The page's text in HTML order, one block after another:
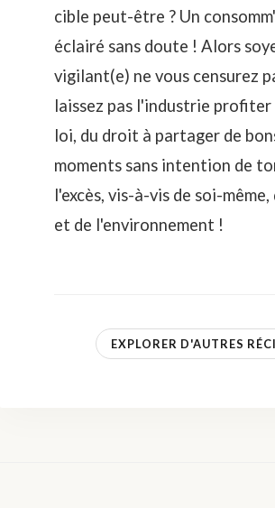
cible peut-être ? Un
éclairé sans doute ! Alors
vigilant(e) ne vous censurez
laissez pas l'industrie profiter
loi, du droit à partager de
moments sans intention de
l'excès, vis-à-vis de soi-
et de l'environnement !
EXPLORER D'AUTRES